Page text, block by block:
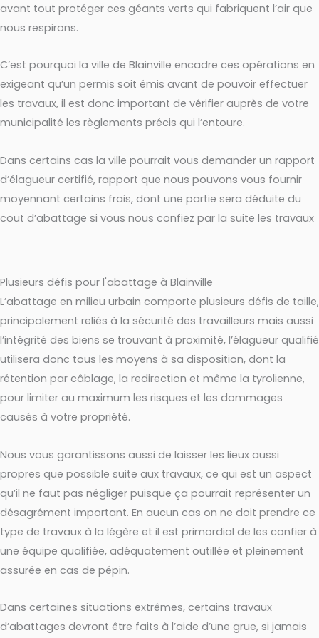
avant tout protéger ces géants verts qui fabriquent l’air que
nous respirons.
C’est pourquoi la ville de Blainville encadre ces opérations en
exigeant qu’un permis soit émis avant de pouvoir effectuer
les travaux, il est donc important de vérifier auprès de votre
municipalité les règlements précis qui l’entoure.
Dans certains cas la ville pourrait vous demander un rapport
d’élagueur certifié, rapport que nous pouvons vous fournir
moyennant certains frais, dont une partie sera déduite du
cout d’abattage si vous nous confiez par la suite les travaux
Plusieurs défis pour l'abattage à Blainville
L’abattage en milieu urbain comporte plusieurs défis de taille,
principalement reliés à la sécurité des travailleurs mais aussi
l’intégrité des biens se trouvant à proximité, l’élagueur qualifié
utilisera donc tous les moyens à sa disposition, dont la
rétention par câblage, la redirection et même la tyrolienne,
pour limiter au maximum les risques et les dommages
causés à votre propriété.
Nous vous garantissons aussi de laisser les lieux aussi
propres que possible suite aux travaux, ce qui est un aspect
qu’il ne faut pas négliger puisque ça pourrait représenter un
désagrément important. En aucun cas on ne doit prendre ce
type de travaux à la légère et il est primordial de les confier à
une équipe qualifiée, adéquatement outillée et pleinement
assurée en cas de pépin.
Dans certaines situations extrêmes, certains travaux
d’abattages devront être faits à l’aide d’une grue, si jamais